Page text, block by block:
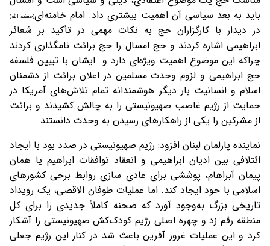
باید به بعد سیاسی آن اهمیت بیشتری داد. امام خامنه‌ای(حفظه الله)
در دیدار با کارگزاران حج به نکات مهمی در تأکید بر شعائر
ابراهیمی اشاره کردند و حج امسال را حج برائت نامگذاری کردند
چراکه این موضوع اهمیت ویژه‌ای دارد و ایشان با تبیین فلسفه
حج ابراهیمی و لزوم وحدت مسلمین در اعلان برائت از دشمنان
اسلام و انسانیت بار دیگر هوشمندانه تمام تلاش‌های آمریکا در
حمایت از رژیم غاصب صهیونیستی را به چالش کشیدند و برائت
از مشرکین را یکی از راهکارهای رسیدن به وحدت دانستند.
نماینده پارلمان لبنان افزود: رژيم صهیونیستی در صدد بود با ایجاد
ائتلافی بین ادیان ابراهیمی و انعقاد توافقات ابراهیم یا همان
پیمان آبراهام، پوششی برای عادی سازی روابط برخی کشورهای
اسلامی با خود ایجاد کند. اما عملیات طوفان الاقصی، یک رویداد
تاریخی بزرگ به‌وجود آورد که صحنه کاملاً جدیدی را برای کل
منطقه رقم زد و چهره اصلی رژيم کودک‌کش صهیونیستی را آشکار
کرد و این عملیات غرور آفرین باعث شد در کنار این رژیم جعلی